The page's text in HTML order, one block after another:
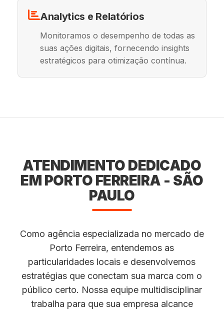
Analytics e Relatórios
Monitoramos o desempenho de todas as
suas ações digitais, fornecendo insights
estratégicos para otimização contínua.
ATENDIMENTO DEDICADO
EM PORTO FERREIRA - SÃO
PAULO
Como agência especializada no mercado de
Porto Ferreira, entendemos as
particularidades locais e desenvolvemos
estratégias que conectam sua marca com o
público certo. Nossa equipe multidisciplinar
trabalha para que sua empresa alcance